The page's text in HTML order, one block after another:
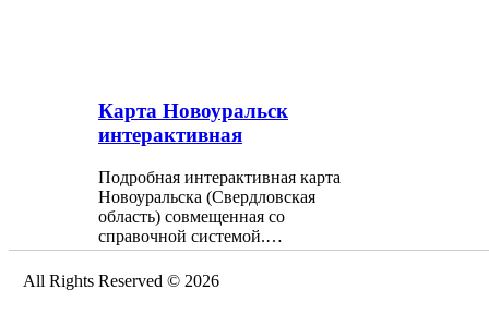
Карта Новоуральск
интерактивная
Подробная интерактивная карта
Новоуральска (Свердловская
область) совмещенная со
справочной системой.…
All Rights Reserved © 2026